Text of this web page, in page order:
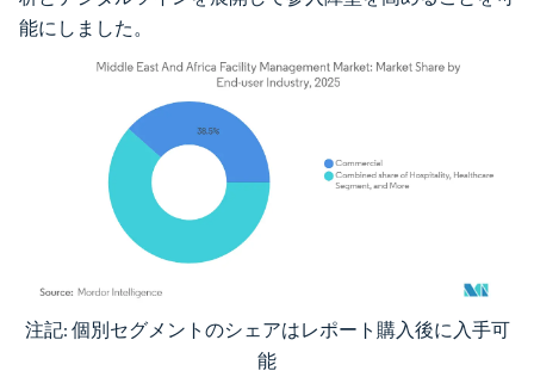
能にしました。
画像 © Mordor Intelligence。再利用にはCC BY 4.0の表示が必要です。
注記: 個別セグメントのシェアはレポート購入後に入手可
能